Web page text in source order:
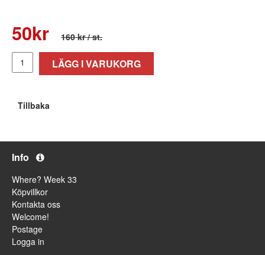
50kr 160 kr/ st.
LÄGG I VARUKORG
Tillbaka
Info
Where? Week 33
Köpvillkor
Kontakta oss
Welcome!
Postage
Logga in